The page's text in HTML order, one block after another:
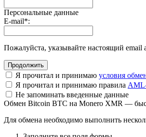
Персональные данные
E-mail*:
Пожалуйста, указывайте настоящий email
Я прочитал и принимаю условия
Я прочитал и принимаю правила
Не запоминать введенные данные
Обмен Bitcoin BTC на Monero XMR —
Для обмена необходимо выполнить